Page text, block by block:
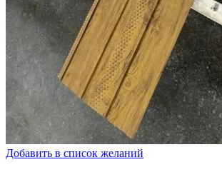
Добавить в список желаний